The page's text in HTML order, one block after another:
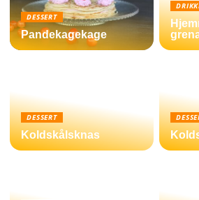
DESSERT
Pandekagekage
DESSERT
Koldskålsknas